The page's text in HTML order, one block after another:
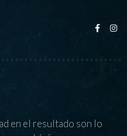
en el resultado son lo